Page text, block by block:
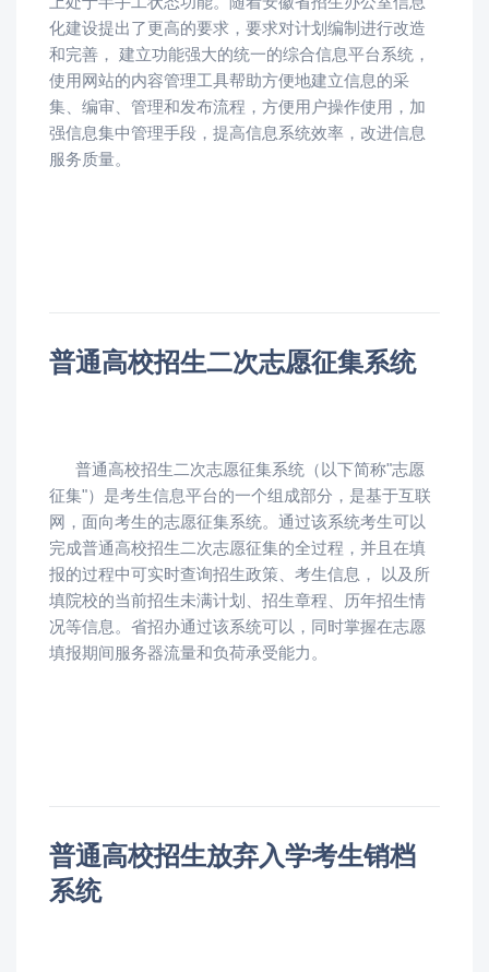
化建设提出了更高的要求，要求对计划编制进行改造
和完善， 建立功能强大的统一的综合信息平台系统，
使用网站的内容管理工具帮助方便地建立信息的采
集、编审、管理和发布流程，方便用户操作使用，加
强信息集中管理手段，提高信息系统效率，改进信息
服务质量。
普通高校招生二次志愿征集系统
普通高校招生二次志愿征集系统（以下简称"志愿
征集"）是考生信息平台的一个组成部分，是基于互联
网，面向考生的志愿征集系统。通过该系统考生可以
完成普通高校招生二次志愿征集的全过程，并且在填
报的过程中可实时查询招生政策、考生信息， 以及所
填院校的当前招生未满计划、招生章程、历年招生情
况等信息。省招办通过该系统可以，同时掌握在志愿
填报期间服务器流量和负荷承受能力。
普通高校招生放弃入学考生销档
系统